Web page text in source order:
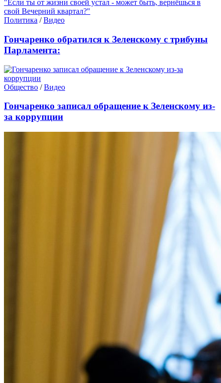
Политика /Видео
Гончаренко обратился к Зеленскому с трибуны
Парламента:
Общество /Видео
Гончаренко записал обращение к Зеленскому из-
за коррупции